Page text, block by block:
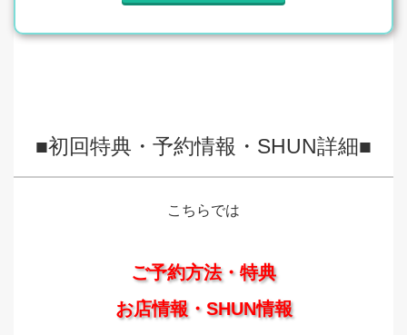
■初回特典・予約情報・SHUN詳細■
こちらでは
ご予約方法・特典
お店情報・SHUN情報